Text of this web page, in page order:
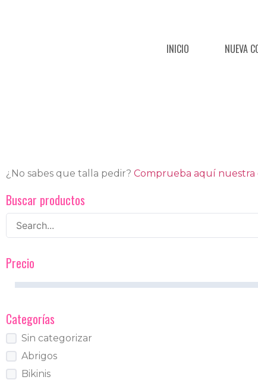
INICIO NUEVA
¿No sabes que talla pedir? Comprueba aquí nuestra
Buscar productos
Precio
Categorías
Sin categorizar
Abrigos
Bikinis